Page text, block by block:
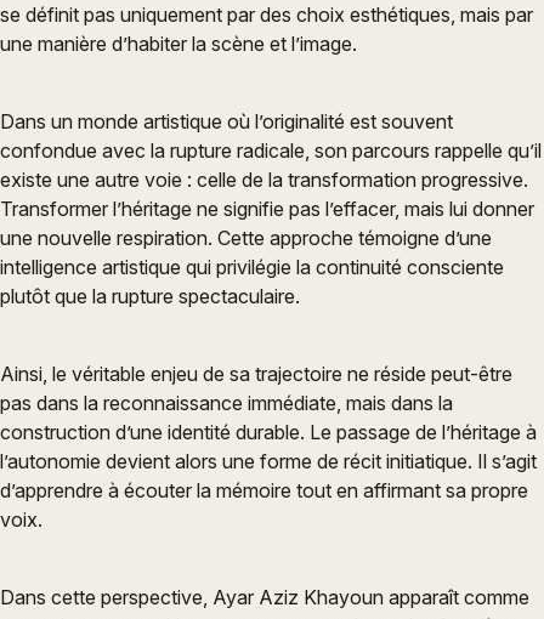
se définit pas uniquement par des choix esthétiques, mais par
une manière d’habiter la scène et l’image.
Dans un monde artistique où l’originalité est souvent
confondue avec la rupture radicale, son parcours rappelle qu’il
existe une autre voie : celle de la transformation progressive.
Transformer l’héritage ne signifie pas l’effacer, mais lui donner
une nouvelle respiration. Cette approche témoigne d’une
intelligence artistique qui privilégie la continuité consciente
plutôt que la rupture spectaculaire.
Ainsi, le véritable enjeu de sa trajectoire ne réside peut-être
pas dans la reconnaissance immédiate, mais dans la
construction d’une identité durable. Le passage de l’héritage à
l’autonomie devient alors une forme de récit initiatique. Il s’agit
d’apprendre à écouter la mémoire tout en affirmant sa propre
voix.
Dans cette perspective, Ayar Aziz Khayoun apparaît comme